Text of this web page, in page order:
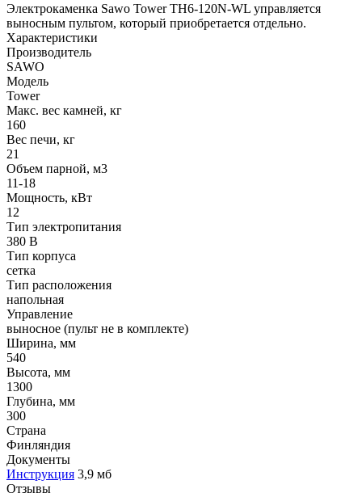
Электрокаменка Sawo Tower TH6-120N-WL управляется
выносным пультом, который приобретается отдельно.
Характеристики
Производитель
SAWO
Модель
Tower
Макс. вес камней, кг
160
Вес печи, кг
21
Oбъем парной, м3
11-18
Мощность, кВт
12
Тип электропитания
380 В
Тип корпуса
сетка
Тип расположения
напольная
Управление
выносное (пульт не в комплекте)
Ширина, мм
540
Высота, мм
1300
Глубина, мм
300
Страна
Финляндия
Документы
Инструкция 3,9 мб
Отзывы